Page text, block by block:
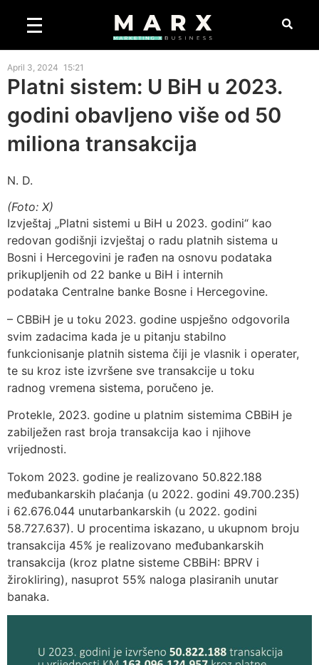
April 3, 2024 15:21
Platni sistem: U BiH u 2023.
godini obavljeno više od 50
miliona transakcija
N. D.
(Foto: X)
Izvještaj „Platni sistemi u BiH u 2023. godini“ kao
redovan godišnji izvještaj o radu platnih sistema u
Bosni i Hercegovini je rađen na osnovu podataka
prikupljenih od 22 banke u BiH i internih
podataka Centralne banke Bosne i Hercegovine.
– CBBiH je u toku 2023. godine uspješno odgovorila
svim zadacima kada je u pitanju stabilno
funkcionisanje platnih sistema čiji je vlasnik i operater,
te su kroz iste izvršene sve transakcije u toku
radnog vremena sistema, poručeno je.
Protekle, 2023. godine u platnim sistemima CBBiH je
zabilježen rast broja transakcija kao i njihove
vrijednosti.
Tokom 2023. godine je realizovano 50.822.188
međubankarskih plaćanja (u 2022. godini 49.700.235)
i 62.676.044 unutarbankarskih (u 2022. godini
58.727.637). U procentima iskazano, u ukupnom broju
transakcija 45% je realizovano međubankarskih
transakcija (kroz platne sisteme CBBiH: BPRV i
žirokliring), nasuprot 55% naloga plasiranih unutar
banaka.